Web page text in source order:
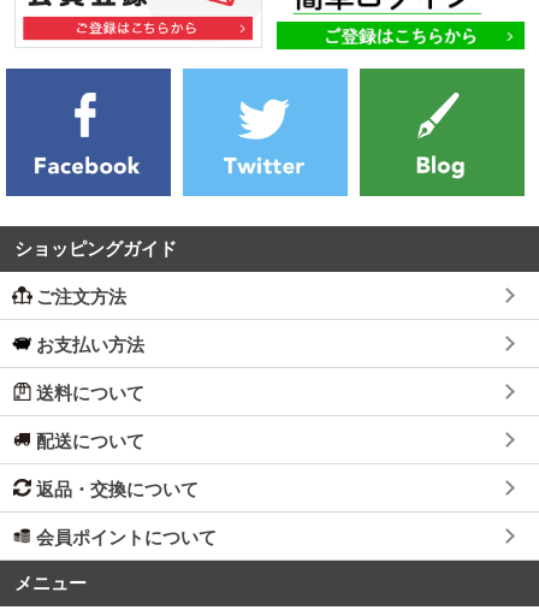
ショッピングガイド
ご注文方法
お支払い方法
送料について
配送について
返品・交換について
会員ポイントについて
メニュー